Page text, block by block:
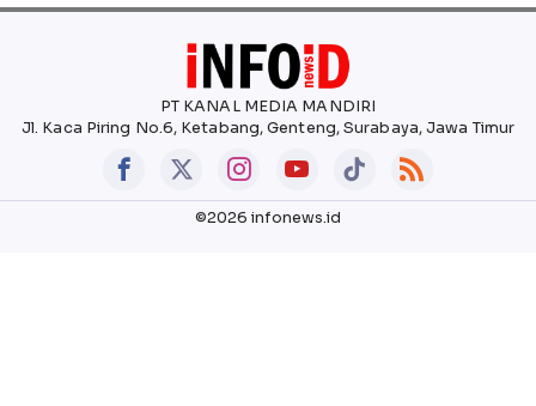
PT KANAL MEDIA MANDIRI
Jl. Kaca Piring No.6, Ketabang, Genteng, Surabaya, Jawa Timur
©2026 infonews.id